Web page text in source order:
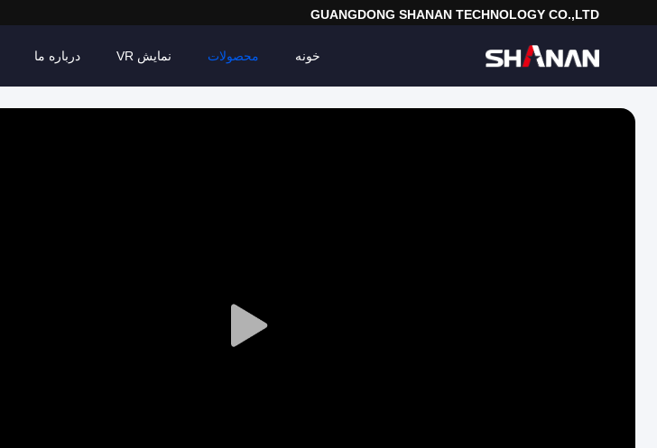
GUANGDONG SHANAN TECHNOLOGY CO.,LTD
خونه محصولات نمایش VR درباره ما
Play